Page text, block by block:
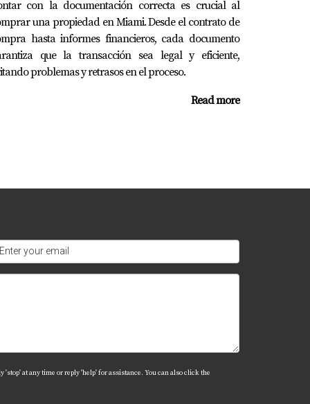
con la documentación correcta es crucial al
una propiedad en Miami. Desde el contrato de
hasta informes financieros, cada documento
que la transacción sea legal y eficiente,
problemas y retrasos en el proceso.
Read more
'stop' at any time or reply 'help' for assistance. You can also click the